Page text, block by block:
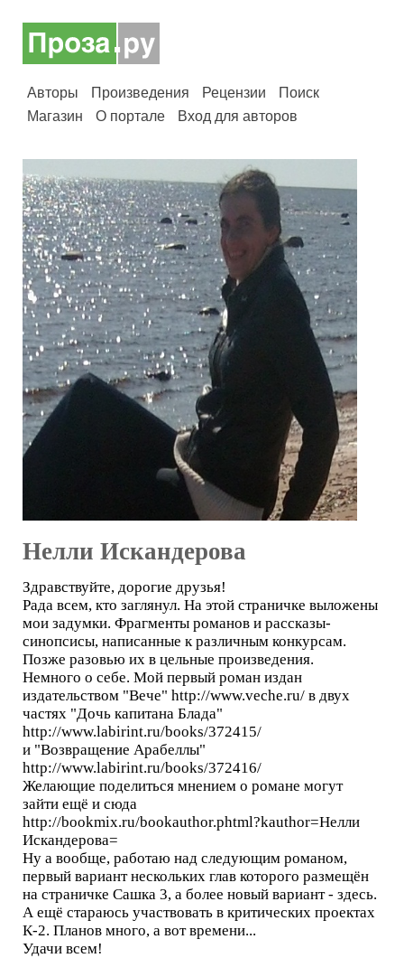
Авторы Произведения Рецензии
Поиск
Магазин
О портале Вход для авторов
Нелли Искандерова
Здравствуйте, дорогие друзья!
Рада всем, кто заглянул. На этой страничке выложены
мои задумки. Фрагменты романов и рассказы-
синопсисы, написанные к различным конкурсам.
Позже разовью их в цельные произведения.
Немного о себе. Мой первый роман издан
издательством "Вече" http://www.veche.ru/ в двух
частях "Дочь капитана Блада"
http://www.labirint.ru/books/372415/
и "Возвращение Арабеллы"
http://www.labirint.ru/books/372416/
Желающие поделиться мнением о романе могут
зайти ещё и сюда
http://bookmix.ru/bookauthor.phtml?kauthor=Нелли
Искандерова=
Ну а вообще, работаю над следующим романом,
первый вариант нескольких глав которого размещён
на страничке Сашка 3, а более новый вариант - здесь.
А ещё стараюсь участвовать в критических проектах
К-2. Планов много, а вот времени...
Удачи всем!